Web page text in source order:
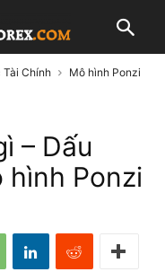
Tài Chính
Mô hình Ponzi
– Dấu
hình Ponzi